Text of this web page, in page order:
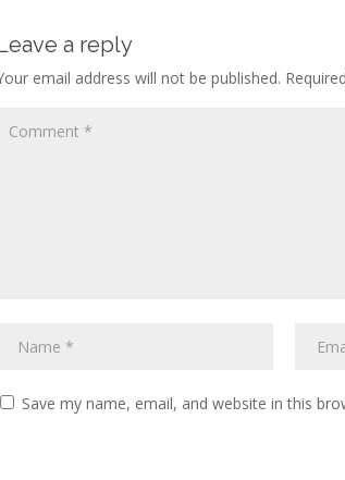
a reply
email address will not be published.
Save my name, email, and website in this